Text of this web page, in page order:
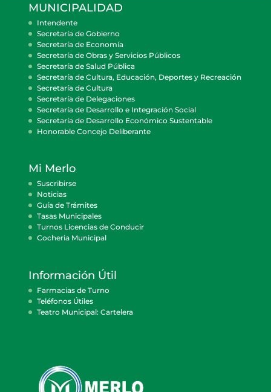
MUNICIPALIDAD
Intendente
Secretaría de Gobierno
Secretaría de Economía
Secretaría de Obras y Servicios Públicos
Secretaría de Salud Pública
Secretaría de Cultura, Educación, Deportes y Recreación
Secretaría de Cultura
Secretaría de Delegaciones
Secretaría de Desarrollo e Integración Social
Secretaría de Desarrollo Económico Sustentable
Honorable Concejo Deliberante
Mi Merlo
Suscribirse
Noticias
Guía de Trámites
Tasas Municipales
Turnos Licencias de Conducir
Cocheria Municipal
Información Útil
Farmacias de Turno
Teléfonos Útiles
Teatro Municipal: Cartelera